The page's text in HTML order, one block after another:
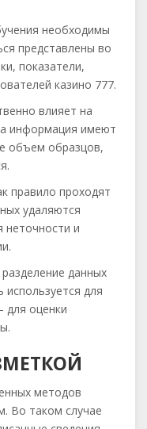
необходимы
представлены во
показатели,
казино 777.
влияет на
информация имеют
объем образцов,
правило проходят
удаляются
неточности и
данных
для
для оценки
методов
Во таком случае